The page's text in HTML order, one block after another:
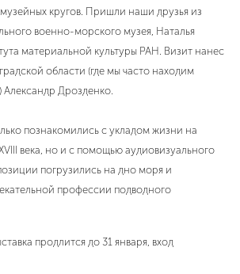
кругов. Пришли наши друзья из
военно-морского музея, Наталья
материальной культуры РАН. Визит нанес
области (где мы часто находим
Александр Дрозденко.
познакомились с укладом жизни на
века, но и с помощью аудиовизуального
погрузились на дно моря и
профессии подводного
продлится до 31 января, вход